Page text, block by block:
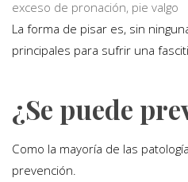
exceso de pronación, pie valgo
La forma de pisar es, sin
principales para sufrir una
¿Se puede
Como la mayoría de las
prevención.